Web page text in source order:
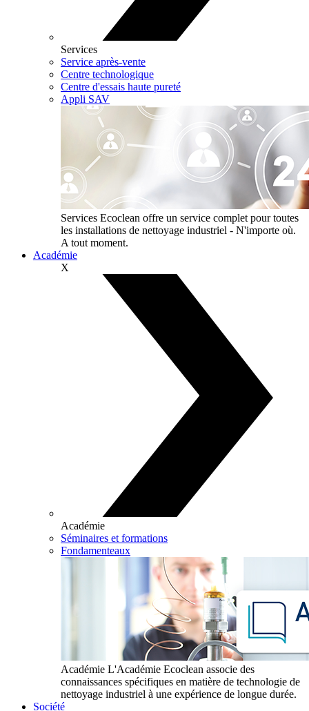
Services
Service après-vente
Centre technologique
Centre d'essais haute pureté
Appli SAV
Services Ecoclean offre un service complet pour toutes
les installations de nettoyage industriel - N'importe où.
A tout moment.
Académie
X
Académie
Séminaires et formations
Fondamenteaux
Académie L'Académie Ecoclean associe des
connaissances spécifiques en matière de technologie de
nettoyage industriel à une expérience de longue durée.
Société